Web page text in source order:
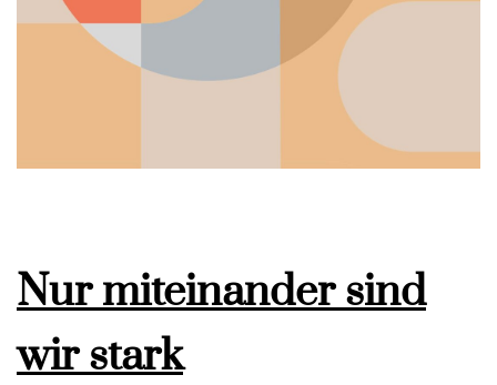
Nur miteinander sind
wir stark